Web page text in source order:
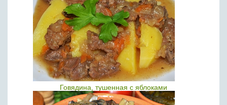
Говядина, тушенная с яблоками